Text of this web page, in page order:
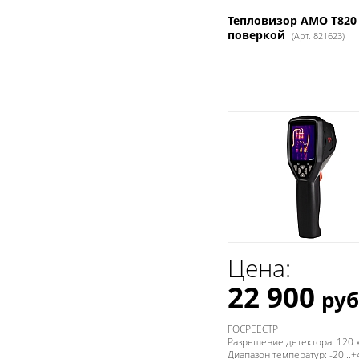
Тепловизор AMO T820
поверкой (Арт. 821623)
Цена:
22 900
ГОСРЕЕСТР
Разрешение детектора: 120
Диапазон температур: -